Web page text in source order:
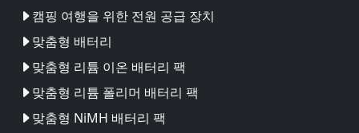
캠핑 여행을 위한 전원 공급 장치
맞춤형 배터리
맞춤형 리튬 이온 배터리 팩
맞춤형 리튬 폴리머 배터리 팩
맞춤형 NiMH 배터리 팩